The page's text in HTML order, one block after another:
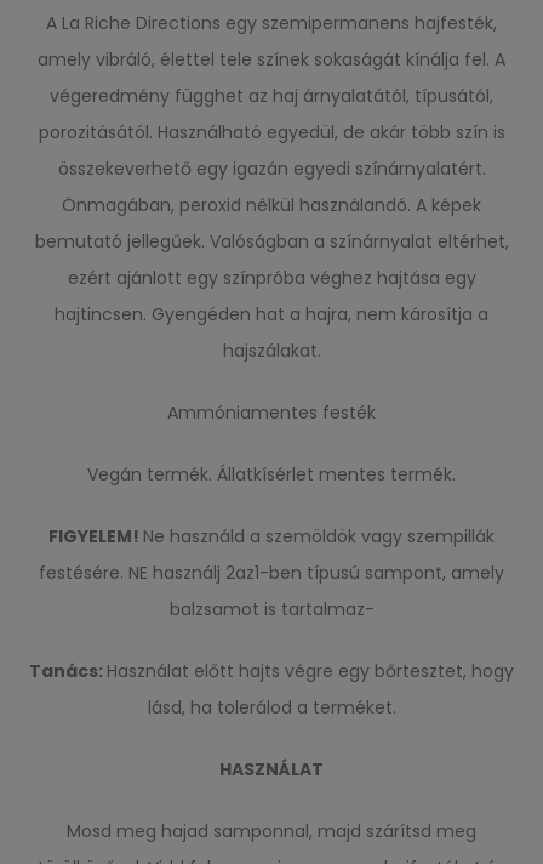
A La Riche Directions egy szemipermanens hajfesték,
amely vibráló, élettel tele színek sokaságát kínálja fel. A
végeredmény függhet az haj árnyalatától, típusától,
porozitásától. Használható egyedül, de akár több szín is
összekeverhető egy igazán egyedi színárnyalatért.
Önmagában, peroxid nélkül használandó. A képek
bemutató jellegűek. Valóságban a színárnyalat eltérhet,
ezért ajánlott egy színpróba véghez hajtása egy
hajtincsen. Gyengéden hat a hajra, nem károsítja a
hajszálakat.
Ammóniamentes festék
Vegán termék. Állatkísérlet mentes termék.
FIGYELEM! Ne használd a szemöldök vagy szempillák
festésére. NE használj 2az1-ben típusú sampont, amely
balzsamot is tartalmaz-
Tanács: Használat előtt hajts végre egy bőrtesztet, hogy
lásd, ha tolerálod a terméket.
HASZNÁLAT
Mosd meg hajad samponnal, majd szárítsd meg